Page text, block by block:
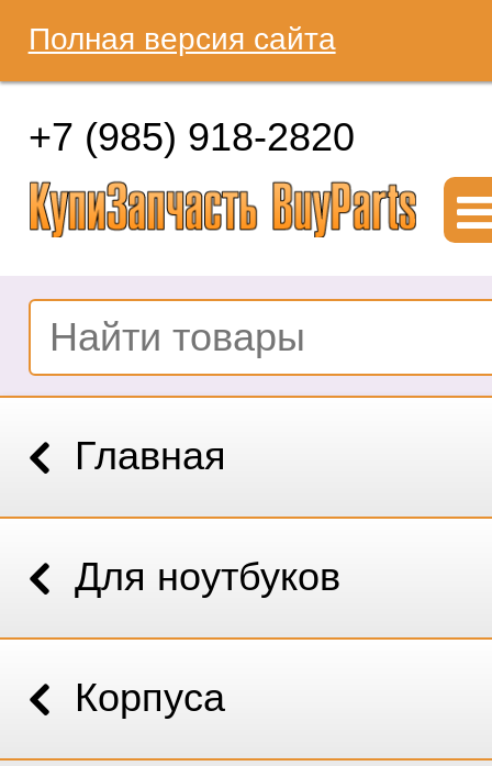
Полная версия сайта
+7 (985) 918-2820
Главная
Для ноутбуков
Корпуса